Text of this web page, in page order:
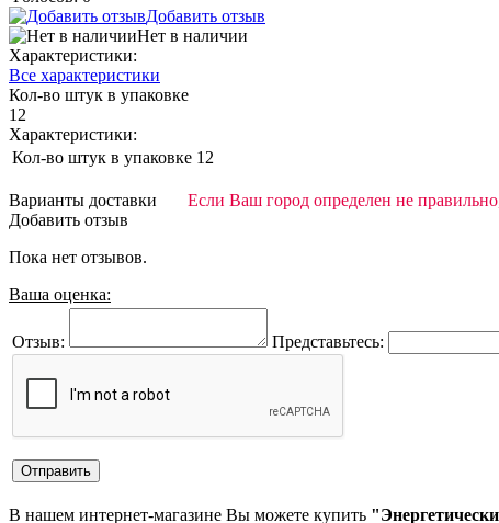
Добавить отзыв
Нет в наличии
Характеристики:
Все характеристики
Кол-во штук в упаковке
12
Характеристики:
Кол-во штук в упаковке 12
Варианты доставки
Если Ваш город определен не
Добавить отзыв
Пока нет отзывов.
Ваша оценка:
Отзыв: Представьтесь:
В нашем интернет-магазине Вы можете купить